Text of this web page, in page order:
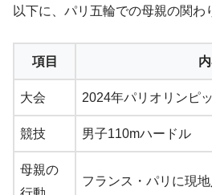
以下に、パリ五輪での母親の関わ
項目
大会 2024年パリオリンピ
競技 男子110mハードル
母親の
フランス・パリに現